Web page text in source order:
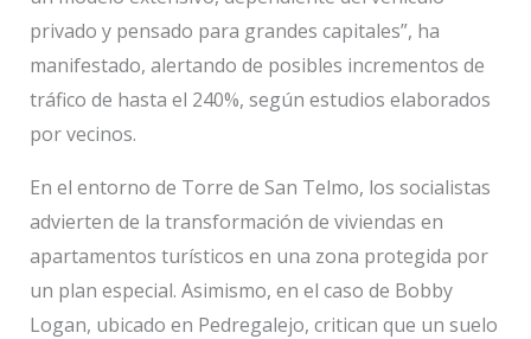
privado y pensado para grandes capitales”, ha
manifestado, alertando de posibles incrementos de
tráfico de hasta el 240%, según estudios elaborados
por vecinos.
En el entorno de Torre de San Telmo, los socialistas
advierten de la transformación de viviendas en
apartamentos turísticos en una zona protegida por
un plan especial. Asimismo, en el caso de Bobby
Logan, ubicado en Pedregalejo, critican que un suelo